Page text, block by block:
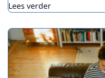
Lees verder